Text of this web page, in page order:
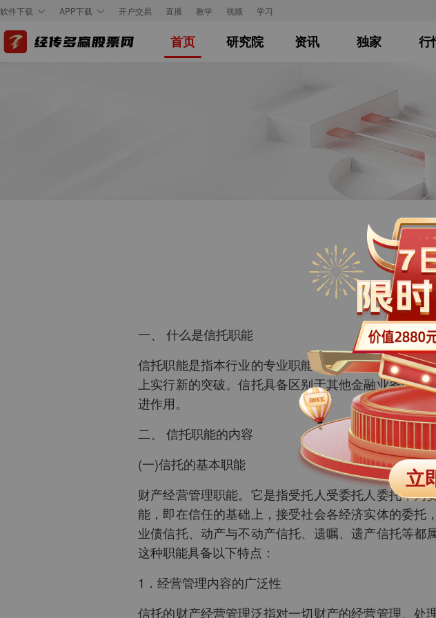
软件下载 APP下载 开户交易 直播 教学 视频 学习
首页 研究院 资讯 独家 行
一、 什么是信托职能
信托职能是指本行业的专业职能，是其他行业所不具
上实行新的突破。信托具备区别于其他金融业务的
进作用。
二、 信托职能的内容
(一)信托的基本职能
财产经营管理职能。它是指受托人受委托人委托，
能，即在信任的基础上，接受社会各经济实体的委
业债信托、动产与不动产信托、遗嘱、遗产信托等都
这种职能具备以下特点：
1．经营管理内容的广泛性
信托的财产经营管理泛指对一切财产的经营管理、
立